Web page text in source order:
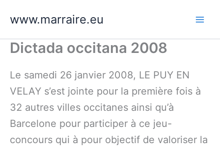
www.marraire.eu
Dictada occitana 2008
Le samedi 26 janvier 2008, LE PUY EN
VELAY s’est jointe pour la première fois à
32 autres villes occitanes ainsi qu’à
Barcelone pour participer à ce jeu-
concours qui à pour objectif de valoriser la